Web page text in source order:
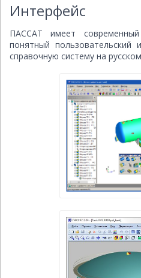
Интерфейс
ПАССАТ имеет
понятный пользовательский
справочную систему на